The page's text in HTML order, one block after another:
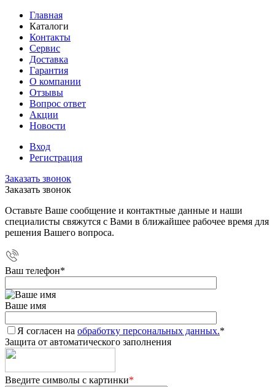
Главная
Каталоги
Контакты
Сервис
Доставка
Гарантия
О компании
Отзывы
Вопрос ответ
Акции
Новости
Вход
Регистрация
Заказать звонок
Заказать звонок
Оставьте Ваше сообщение и контактные данные и наши
специалисты свяжутся с Вами в ближайшее рабочее время для
решения Вашего вопроса.
Ваш телефон*
Ваше имя
Я согласен на обработку персональных данных.*
Защита от автоматического заполнения
Введите символы с картинки*